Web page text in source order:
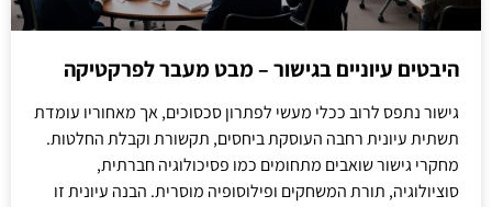
היבטים עיוניים בגישור – מבט מעבר לפרקטיקה
גישור נתפס לרוב ככלי מעשי לפתרון סכסוכים, אך מאחוריו עומדת
תשתית עיונית רחבה העוסקת ביחסים, תקשורת וקבלת החלטות.
מחקרי גישור שואבים מתחומים כמו פסיכולוגיה חברתית,
סוציולוגיה, תורת המשחקים ופילוסופיה מוסרית. הבנה עיונית זו